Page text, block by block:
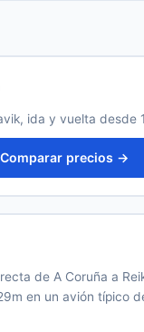
búsqueda, mantén
ida y vuelta desde
Comparar precios →
de A Coruña a
en un avión típico